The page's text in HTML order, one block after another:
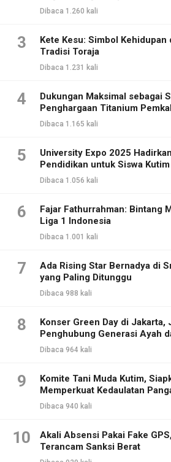
Dibaca 1.260 kali
3
Kete Kesu: Simbol Kehidupan
Tradisi Toraja
Dibaca 1.231 kali
4
Dukungan Maksimal sebagai
Penghargaan Titanium
Dibaca 1.165 kali
5
University Expo 2025
Pendidikan untuk Siswa Kutim
Dibaca 1.056 kali
6
Fajar Fathurrahman: Bintang
Liga 1 Indonesia
Dibaca 1.001 kali
7
Ada Rising Star Bernadya di
yang Paling Ditunggu
Dibaca 988 kali
8
Konser Green Day di Jakarta,
Penghubung Generasi Ayah
Dibaca 964 kali
9
Komite Tani Muda Kutim,
Memperkuat Kedaulatan
Dibaca 940 kali
10
Akali Absensi Pakai Fake
Terancam Sanksi Berat